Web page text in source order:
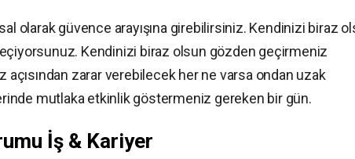
olarak güvence arayışına girebilirsiniz. Kendinizi biraz
Kendinizi biraz olsun gözden geçirmeniz
zarar verebilecek her ne varsa ondan uzak
mutlaka etkinlik göstermeniz gereken bir gün.
İş & Kariyer